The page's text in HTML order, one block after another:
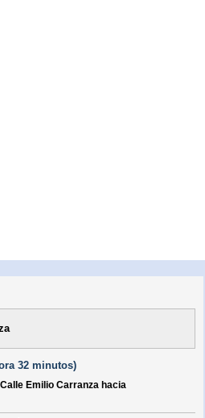
32 minutos)
Calle Emilio Carranza hacia